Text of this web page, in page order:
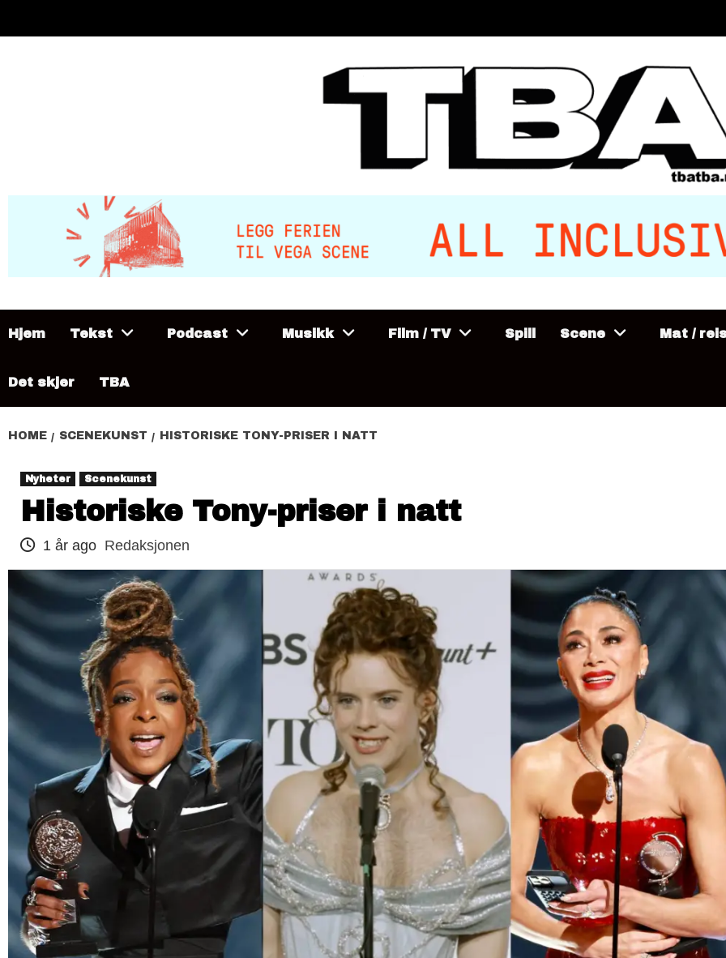
to
Hjem Tekst Podcast Musikk Film / TV Spill Scene Mat /
Det skjer TBA
HOME SCENEKUNST HISTORISKE TONY-PRISER I NATT
Nyheter Scenekunst
Historiske Tony-priser i natt
1 år ago Redaksjonen